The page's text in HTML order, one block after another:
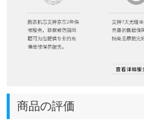
商品の評価